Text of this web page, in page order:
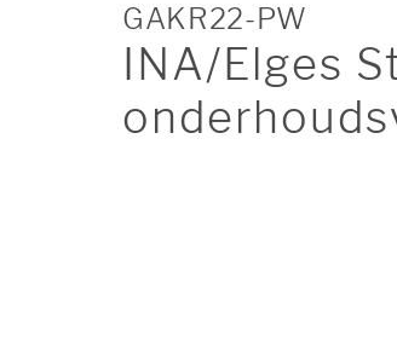
GAKR22-PW
INA/Elges